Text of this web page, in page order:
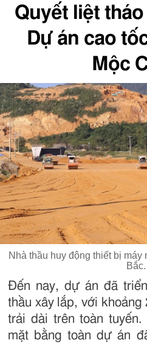
Quyết liệt
Dự án cao
Mộc
Nhà thầu huy động thiết bị
Bắc.
Đến nay, dự án đã
thầu xây lắp, với
trải dài trên toàn
mặt bằng toàn dự án